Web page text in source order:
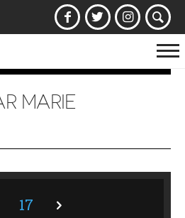
la
MARIE
17